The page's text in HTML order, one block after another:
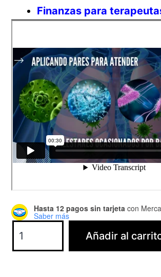
Finanzas para
Hasta 12 pagos sin tarjeta con
Saber más
de
Añadir al